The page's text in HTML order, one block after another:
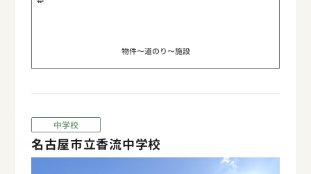
物件〜道のり〜施設
中学校
名古屋市立香流中学校